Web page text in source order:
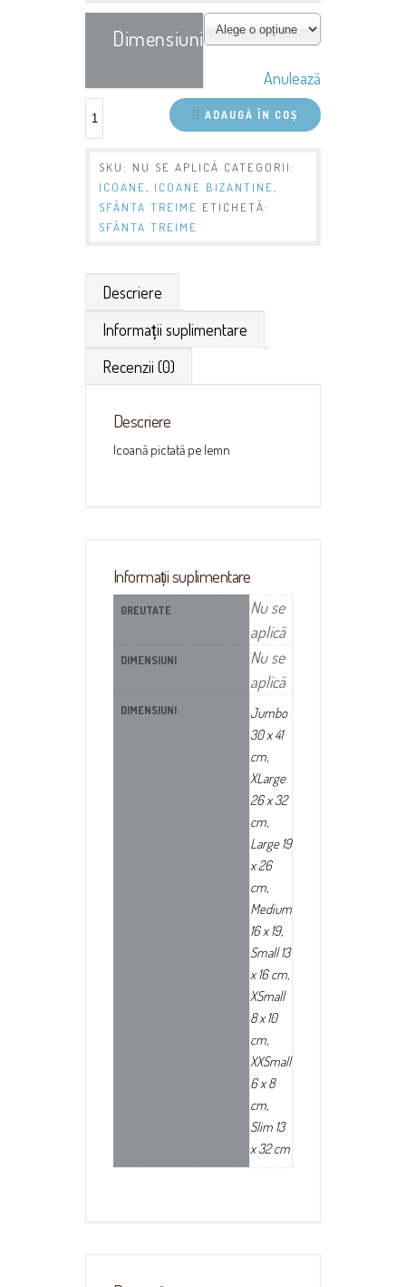
Dimensiuni
Anulează
ADAUGĂ ÎN COȘ
SKU: NU SE APLICĂ CATEGORII:
ICOANE
ICOANE BIZANTINE
SFÂNTA TREIME ETICHETĂ:
SFÂNTA TREIME
Descriere
Informații suplimentare
Recenzii (0)
Descriere
Icoană pictată pe lemn
Informații suplimentare
GREUTATE
Nu se
aplică
DIMENSIUNI
Nu se
aplică
DIMENSIUNI
Jumbo
30 x 41
cm,
XLarge
26 x 32
cm,
Large 19
x 26
cm,
Medium
16 x 19,
Small 13
x 16 cm,
XSmall
8 x 10
cm,
XXSmall
6 x 8
cm,
Slim 13
x 32 cm